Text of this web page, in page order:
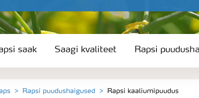
saak Saagi kvaliteet Rapsi
Rapsi puudushaigused Rapsi kaaliumipuudus